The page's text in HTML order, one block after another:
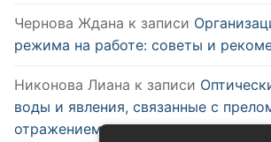
Чернова Ждана к записи
режима на работе: советы и
Никонова Лиана к записи
воды и явления, связанные с
отражением